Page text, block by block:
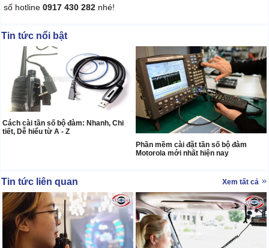
số hotline 0917 430 282 nhé!
Tin tức nổi bật
Cách cài tần số bộ đàm: Nhanh, Chi
tiết, Dễ hiểu từ A - Z
Phần mềm cài đặt tần số bộ đàm
Motorola mới nhất hiện nay
Tin tức liên quan Xem tất cả